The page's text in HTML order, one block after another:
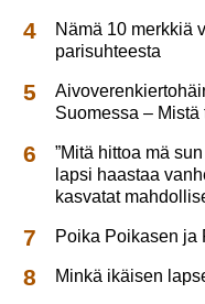
Nämä 10 merkkiä
parisuhteesta
Suomessa –
”Mitä hittoa mä
lapsi haastaa
kasvatat
Poika Poikasen ja
Minkä ikäisen